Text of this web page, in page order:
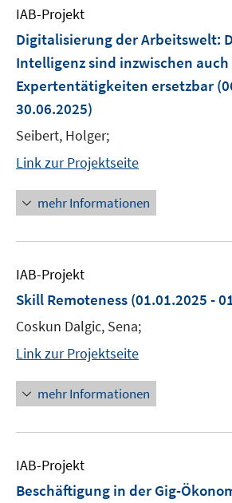
IAB-Projekt
Digitalisierung der Arbeitswelt:
Intelligenz sind inzwischen auch
Expertentätigkeiten ersetzbar
30.06.2025)
Seibert, Holger;
Link zur Projektseite
mehr Informationen
IAB-Projekt
Skill Remoteness (01.01.2025 -
Coskun Dalgic, Sena;
Link zur Projektseite
mehr Informationen
IAB-Projekt
Beschäftigung in der Gig-